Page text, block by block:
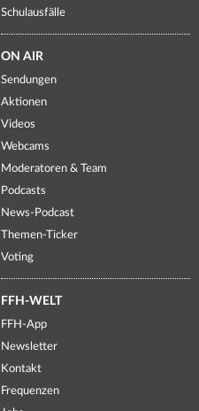
Schulausfälle
ON AIR
Sendungen
Aktionen
Videos
Webcams
Moderatoren & Team
Podcasts
News-Podcast
Themen-Ticker
Voting
FFH-WELT
FFH-App
Newsletter
Kontakt
Frequenzen